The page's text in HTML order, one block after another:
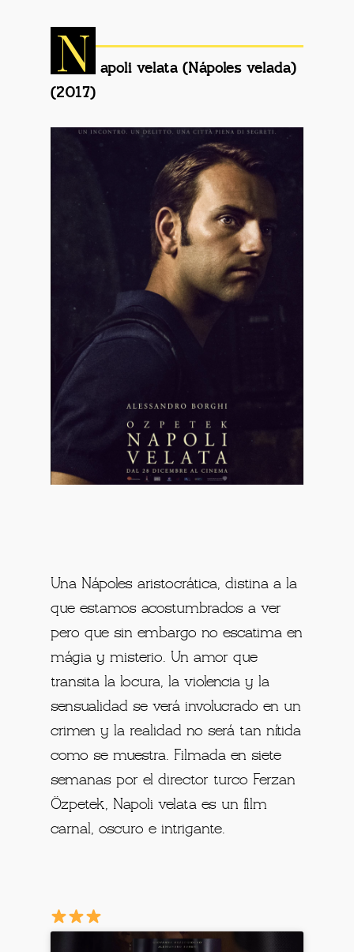
N
apoli velata (Nápoles velada)
(2017)
Una Nápoles aristocrática, distina a la
que estamos acostumbrados a ver
pero que sin embargo no escatima en
mágia y misterio. Un amor que
transita la locura, la violencia y la
sensualidad se verá involucrado en un
crimen y la realidad no será tan nítida
como se muestra. Filmada en siete
semanas por el director turco Ferzan
Özpetek, Napoli velata es un film
carnal, oscuro e intrigante.